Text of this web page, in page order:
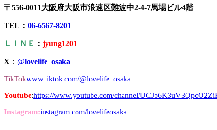
〒556-0011大阪府大阪市浪速区難波中2-4-7馬場ビル4階
TEL： 06-6567-8201
ＬＩＮＥ ： jyung1201
X ： @lovelife_osaka
TikTokwww.tiktok.com/@lovelife_osaka
Youtube:https://www.youtube.com/channel/
Instagram:instagram.com/lovelifeosaka